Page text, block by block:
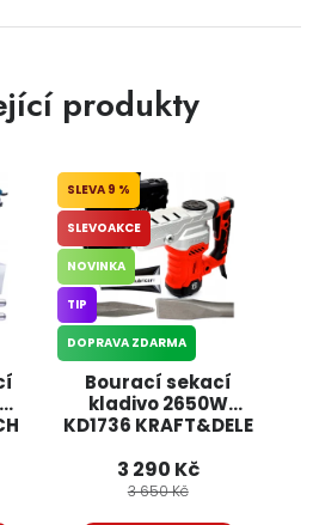
produkty
Bourací sekací
kladivo 2650W
KD1736 KRAFT&DELE
9 %
SLEVOAKCE
NOVINKA
TIP
DOPRAVA ZDARMA
3 290 Kč
3 650 Kč